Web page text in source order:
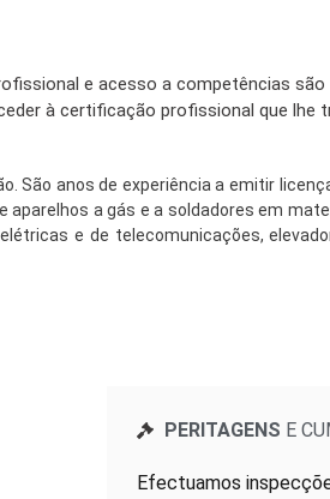
e acesso a competências
à certificação profissional que lhe
São anos de experiência a emitir
a gás e a soldadores em
e de telecomunicações,
PERITAGENS E
Efectuamos